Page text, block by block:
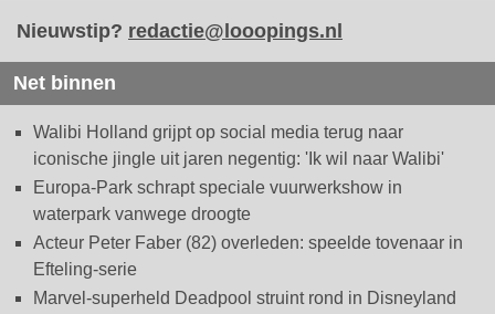
Nieuwstip? redactie@looopings.nl
Net binnen
Walibi Holland grijpt op social media terug naar
iconische jingle uit jaren negentig: 'Ik wil naar Walibi'
Europa-Park schrapt speciale vuurwerkshow in
waterpark vanwege droogte
Acteur Peter Faber (82) overleden: speelde tovenaar in
Efteling-serie
Marvel-superheld Deadpool struint rond in Disneyland